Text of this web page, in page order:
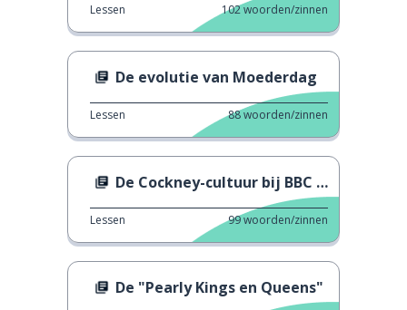
Lessen 102woorden/zinnen
De evolutie van Moederdag
Lessen 88woorden/zinnen
De Cockney-cultuur bij BBC News
Lessen 99woorden/zinnen
De "Pearly Kings en Queens"